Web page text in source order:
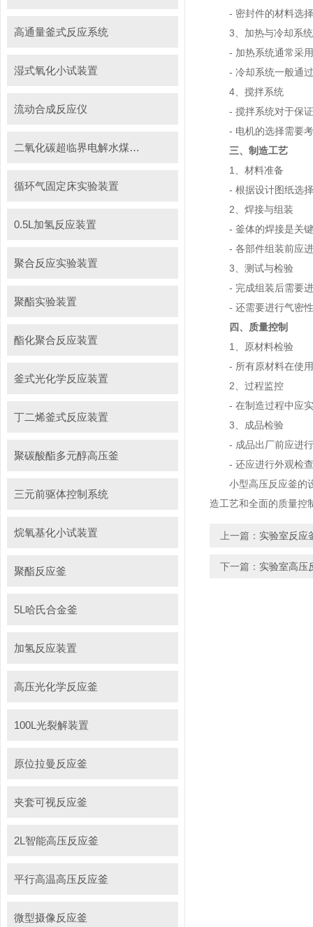
高通量釜式反应系统
湿式氧化小试装置
流动合成反应仪
二氧化碳超临界电解水煤浆制甲烷装置
循环气固定床实验装置
0.5L加氢反应装置
聚合反应实验装置
聚酯实验装置
酯化聚合反应装置
釜式光化学反应装置
丁二烯釜式反应装置
聚碳酸酯多元醇高压釜
三元前驱体控制系统
烷氧基化小试装置
聚酯反应釜
5L哈氏合金釜
加氢反应装置
高压光化学反应釜
100L光裂解装置
原位拉曼反应釜
夹套可视反应釜
2L智能高压反应釜
平行高温高压反应釜
微型摄像反应釜
- 密封件的材料选择
3、加热与冷却系统
- 加热系统通常采用
- 冷却系统一般通过
4、搅拌系统
- 搅拌系统对于保证
- 电机的选择需要考
三、制造工艺
1、材料准备
- 根据设计图纸选择
2、焊接与组装
- 釜体的焊接是关键
- 各部件组装前应进
3、测试与检验
- 完成组装后需要进
- 还需要进行气密性
四、质量控制
1、原材料检验
- 所有原材料在使用
2、过程监控
- 在制造过程中应实
3、成品检验
- 成品出厂前应进行
- 还应进行外观检查
小型高压反应釜的设
造工艺和全面的质量控
上一篇： 实验室反应
下一篇： 实验室高压